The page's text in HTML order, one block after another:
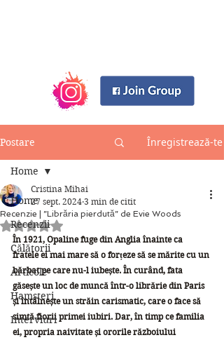
Postare Înregistrează-te
Home
Recenzii
Călătorii
Articole
Hamsteri
Interviuri
Home
Recenzie | ”Librăria pierdută” de Evie Woods
Cristina Mihai
27 sept. 2024 3 min de citit
Evaluat(ă) cu NaN din 5 stele.
În 1921, Opaline fuge din Anglia înainte ca
fratele ei mai mare să o forțeze să se mărite cu un
bărbat pe care nu-l iubește. În curând, fata
găsește un loc de muncă într-o librărie din Paris
și întâlnește un străin carismatic, care o face să
simtă fiorii primei iubiri. Dar, în timp ce familia
ei, propria naivitate și ororile războiului